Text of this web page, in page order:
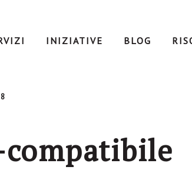
INIZIATIVE BLOG